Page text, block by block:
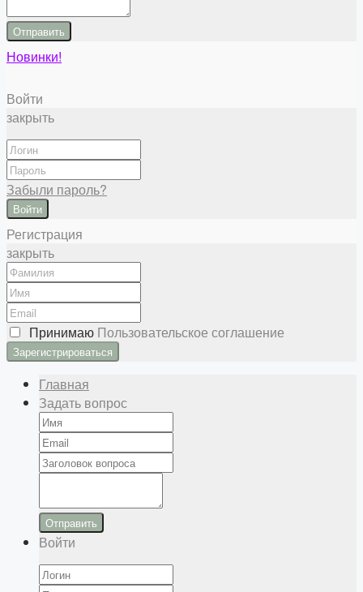
Отправить
Новинки!
Войти
закрыть
Забыли пароль?
Войти
Регистрация
закрыть
Принимаю Пользовательское соглашение
Главная
Задать вопрос
Отправить
Войти